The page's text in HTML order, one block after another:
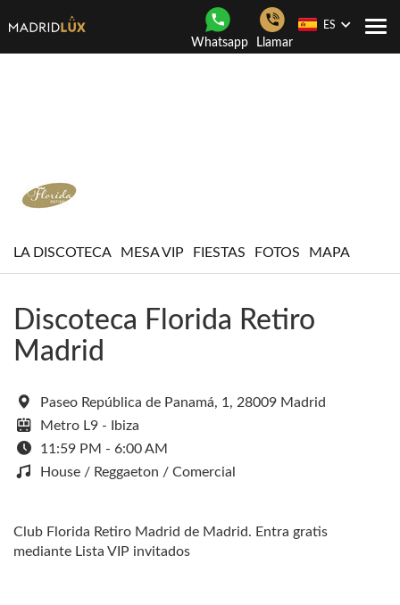
Whatsapp Llamar
ES
LA DISCOTECA MESA VIP FIESTAS FOTOS MAPA
Discoteca Florida Retiro
Madrid
Paseo República de Panamá, 1, 28009 Madrid
Metro L9 - Ibiza
11:59 PM - 6:00 AM
House / Reggaeton / Comercial
Club Florida Retiro Madrid de Madrid. Entra gratis
mediante Lista VIP invitados